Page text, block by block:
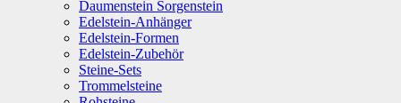
Daumenstein Sorgenstein
Edelstein-Anhänger
Edelstein-Formen
Edelstein-Zubehör
Steine-Sets
Trommelsteine